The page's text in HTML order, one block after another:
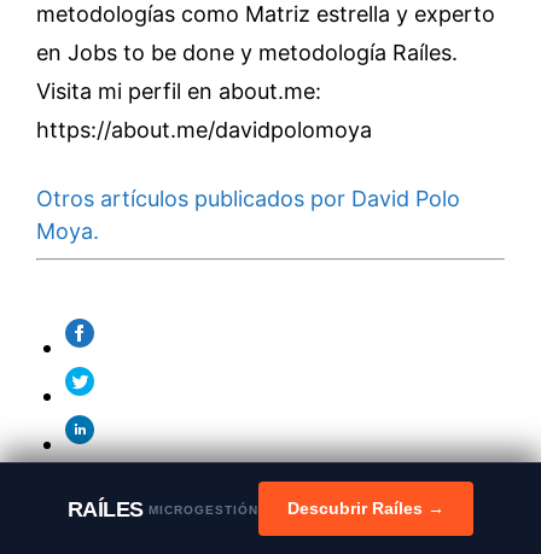
metodologías como Matriz estrella y experto
en Jobs to be done y metodología Raíles.
Visita mi perfil en about.me:
https://about.me/davidpolomoya
Otros artículos publicados por David Polo
Moya.
RAÍLESMICROGESTIÓN Descubrir Raíles →